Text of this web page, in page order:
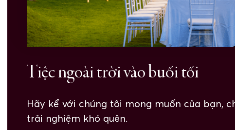
Tiệc ngoài trời vào buổi tối
Hãy kể với chúng tôi mong muốn của bạn,
trải nghiệm khó quên.